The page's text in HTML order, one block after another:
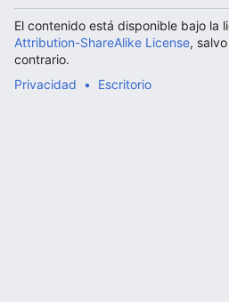
El contenido está disponible bajo la
Attribution-ShareAlike License,
contrario.
Privacidad
Escritorio